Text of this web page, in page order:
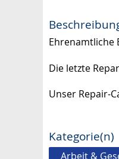
Ehrenamtliche
Die letzte
Unser Repair-
Kategorie(n)
Arbeit &